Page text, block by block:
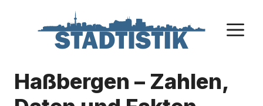
Haßbergen – Zahlen,